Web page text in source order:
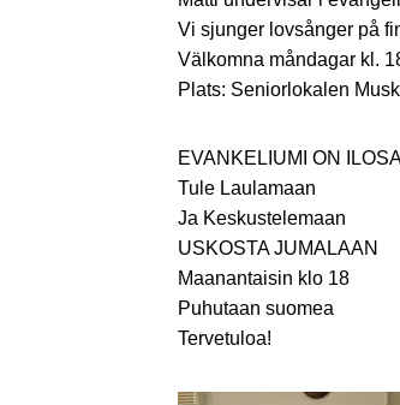
Vi sjunger lovsånger på
Välkomna måndagar kl.
Plats: Seniorlokalen
EVANKELIUMI ON
Tule Laulamaan
Ja Keskustelemaan
USKOSTA JUMALAAN
Maanantaisin klo 18
Puhutaan suomea
Tervetuloa!